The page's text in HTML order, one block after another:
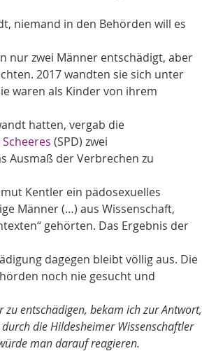
niemand in den Behörden will es
nur zwei Männer entschädigt, aber
2017 wandten sie sich unter
waren als Kinder von ihrem
hatten, vergab die
(SPD) zwei
Ausmaß der Verbrechen zu
Kentler ein pädosexuelles
Männer (…) aus Wissenschaft,
gehörten. Das Ergebnis der
dagegen bleibt völlig aus. Die
noch nie gesucht und
entschädigen, bekam ich zur Antwort,
die Hildesheimer Wissenschaftler
man darauf reagieren.